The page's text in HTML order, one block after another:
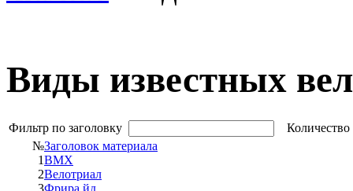
Виды известных
Фильтр по заголовку
№Заголовок материала
1BMX
2Велотриал
3Фрира йд